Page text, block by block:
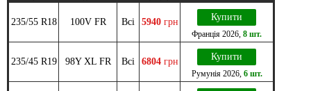
235/55 R18 100V FR Всі 5940 грн Купити
Франція 2026 8 шт.
235/45 R19 98Y XL FR Всі 6804 грн Купити
Румунія2026, 6 шт.